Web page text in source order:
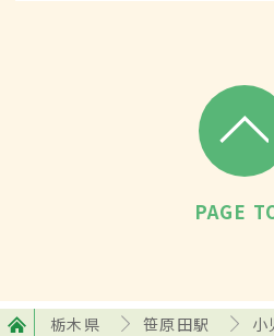
PAGE
栃木県 笹原田駅 小